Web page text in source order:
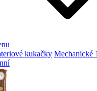
kukačky Mechanické